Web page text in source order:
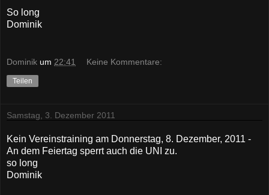
So long
Dominik
Dominik um 22:41 Keine Kommentare:
Teilen
Samstag, 3. Dezember 2011
Kein Vereinstraining am Donnerstag, 8. Dezember, 2011 -
An dem Feiertag sperrt auch die UNI zu.
so long
Dominik